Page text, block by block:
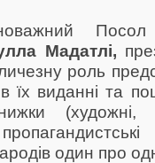
Посол
Мадатлі,
роль
їх виданні та
(художні,
один про